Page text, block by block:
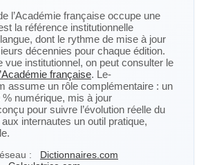
l’Académie française occupe une
la référence institutionnelle
dont le rythme de mise à jour
décennies pour chaque édition.
vue institutionnel, on peut consulter le
française. Le-
assume un rôle complémentaire : un
numérique, mis à jour
pour suivre l’évolution réelle du
internautes un outil pratique,
:
Dictionnaires.com